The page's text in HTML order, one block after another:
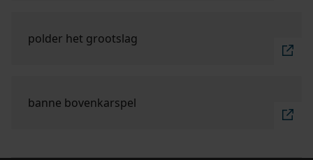
polder het grootslag
banne bovenkarspel